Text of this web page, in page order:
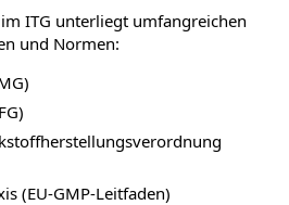
ITG unterliegt umfangreichen
und Normen:
(EU-GMP-Leitfaden)